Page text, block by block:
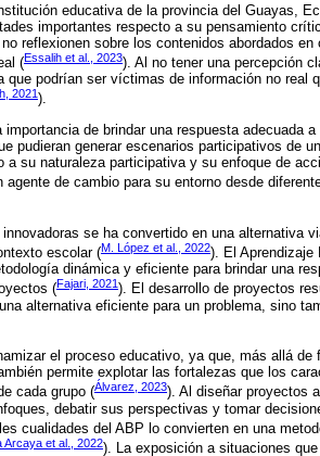
educativa de la provincia del Guayas,
importantes respecto a su pensamiento
reflexionen sobre los contenidos abordados
(Essalih et al., 2023). Al no tener una percepción
podrían ser víctimas de información no real
2021 ).
de brindar una respuesta adecuada
pudieran generar escenarios participativos de
su naturaleza participativa y su enfoque de
de cambio para su entorno desde
se ha convertido en una alternativa
escolar (M. López et al., 2022). El Aprendizaje
dinámica y eficiente para brindar una
(Fajari, 2021 ). El desarrollo de proyectos
alternativa eficiente para un problema, sino
el proceso educativo, ya que, más allá de
permite explotar las fortalezas que los
cada grupo (Álvarez, 2023). Al diseñar proyectos
debatir sus perspectivas y tomar
cualidades del ABP lo convierten en una
Arcaya et al., 2022). La exposición a situaciones